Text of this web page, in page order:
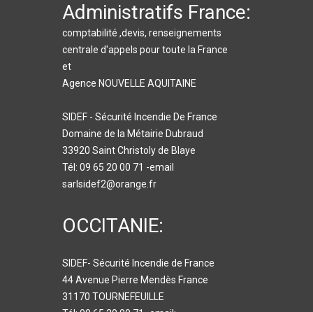
Administratifs France:
comptabilité ,devis, renseignements
centrale d'appels pour toute la France
et
Agence NOUVELLE AQUITAINE
SIDEF - Sécurité Incendie De France
Domaine de la Métairie Dubraud
33920 Saint Christoly de Blaye
Tél: 09 65 20 00 71 -email
sarlsidef2@orange.fr
OCCITANIE:
SIDEF- Sécurité Incendie de France
44 Avenue Pierre Mendès France
31170 TOURNEFEUILLE